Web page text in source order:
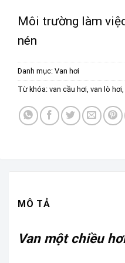
Môi trường làm
nén
Danh mục: Van hơi
Từ khóa: van cầu hơi, van lò hơi,
MÔ TẢ
Van một chiều